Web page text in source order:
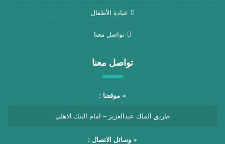
عيادة الأطفال
تواصل معنا
تواصل معنا
موقعنا :
طريق الملك عبدالعزيز – امام البنك الاهلي
وسائل الاتصال :